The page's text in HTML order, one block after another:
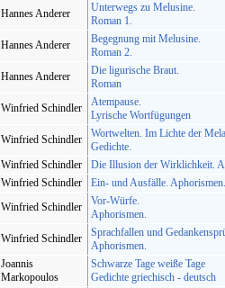
Hannes Anderer
Unterwegs zu Melusine.
Roman 1.
Hannes Anderer
Begegnung mit Melusine.
Roman 2.
Hannes Anderer
Die ligurische Braut.
Roman
Winfried Schindler
Atempause.
Lyrische Wortfügungen
Winfried Schindler
Wortwelten. Im Lichte der
Gedichte.
Winfried Schindler
Die Illusion der Wirklichkeit.
Winfried Schindler
Ein- und Ausfälle. Aphorismen.
Winfried Schindler
Vor-Würfe.
Aphorismen.
Winfried Schindler
Sprachfallen und
Aphorismen.
Joannis
Markopoulos
Schwarze Tage weiße Tage
Gedichte griechisch - deutsch